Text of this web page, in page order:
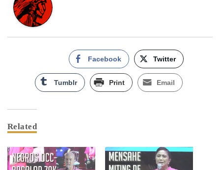
Facebook Twitter
Tumblr Print Email
Related